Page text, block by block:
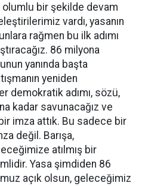
olumlu bir şekilde devam
vardı, yasanın
rağmen bu ilk adımı
86 milyona
yanında başta
yeniden
demokratik adımı, sözü,
kadar savunacağız ve
imza attık. Bu sadece bir
değil. Barışa,
atılmış bir
Yasa şimdiden 86
açık olsun, geleceğimiz